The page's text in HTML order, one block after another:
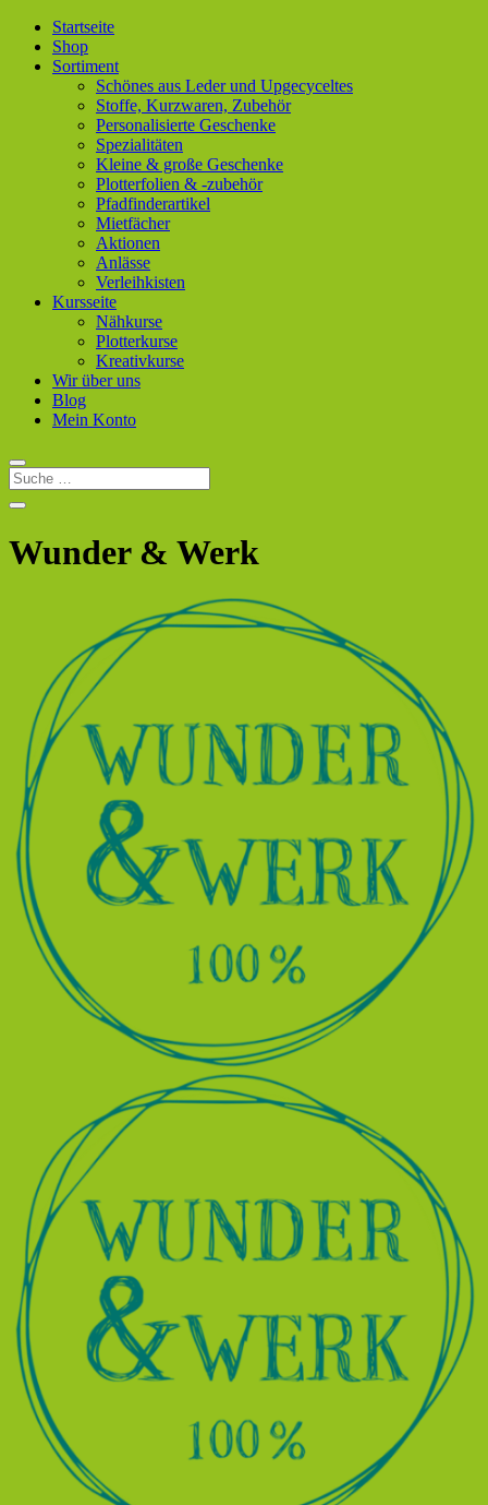
Startseite
Shop
Sortiment
Schönes aus Leder und Upgecyceltes
Stoffe, Kurzwaren, Zubehör
Personalisierte Geschenke
Spezialitäten
Kleine & große Geschenke
Plotterfolien & -zubehör
Pfadfinderartikel
Mietfächer
Aktionen
Anlässe
Verleihkisten
Kursseite
Nähkurse
Plotterkurse
Kreativkurse
Wir über uns
Blog
Mein Konto
Wunder & Werk